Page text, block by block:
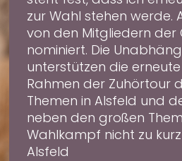
zur Wahl stehen werde.
von den Mitgliedern der
nominiert. Die
unterstützen die erneute
Rahmen der Zuhörtour
Themen in Alsfeld und
neben den großen
Wahlkampf nicht zu
Alsfeld